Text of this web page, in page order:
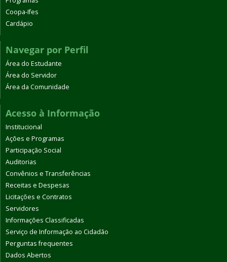
Coopa-Ifes
Cardápio
Navegar por Perfil
Área do Estudante
Área do Servidor
Área da Comunidade
Acesso à Informação
Institucional
Ações e Programas
Participação Social
Auditorias
Convênios e Transferências
Receitas e Despesas
Licitações e Contratos
Servidores
Informações Classificadas
Serviço de Informação ao Cidadão
Perguntas frequentes
Dados Abertos